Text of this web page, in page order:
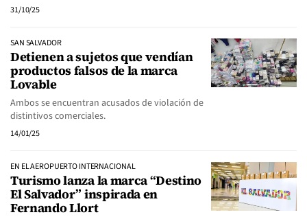
31/10/25
SAN SALVADOR
Detienen a sujetos que vendían
productos falsos de la marca
Lovable
Ambos se encuentran acusados de violación de
distintivos comerciales.
14/01/25
EN EL AEROPUERTO INTERNACIONAL
Turismo lanza la marca “Destino
El Salvador” inspirada en
Fernando Llort